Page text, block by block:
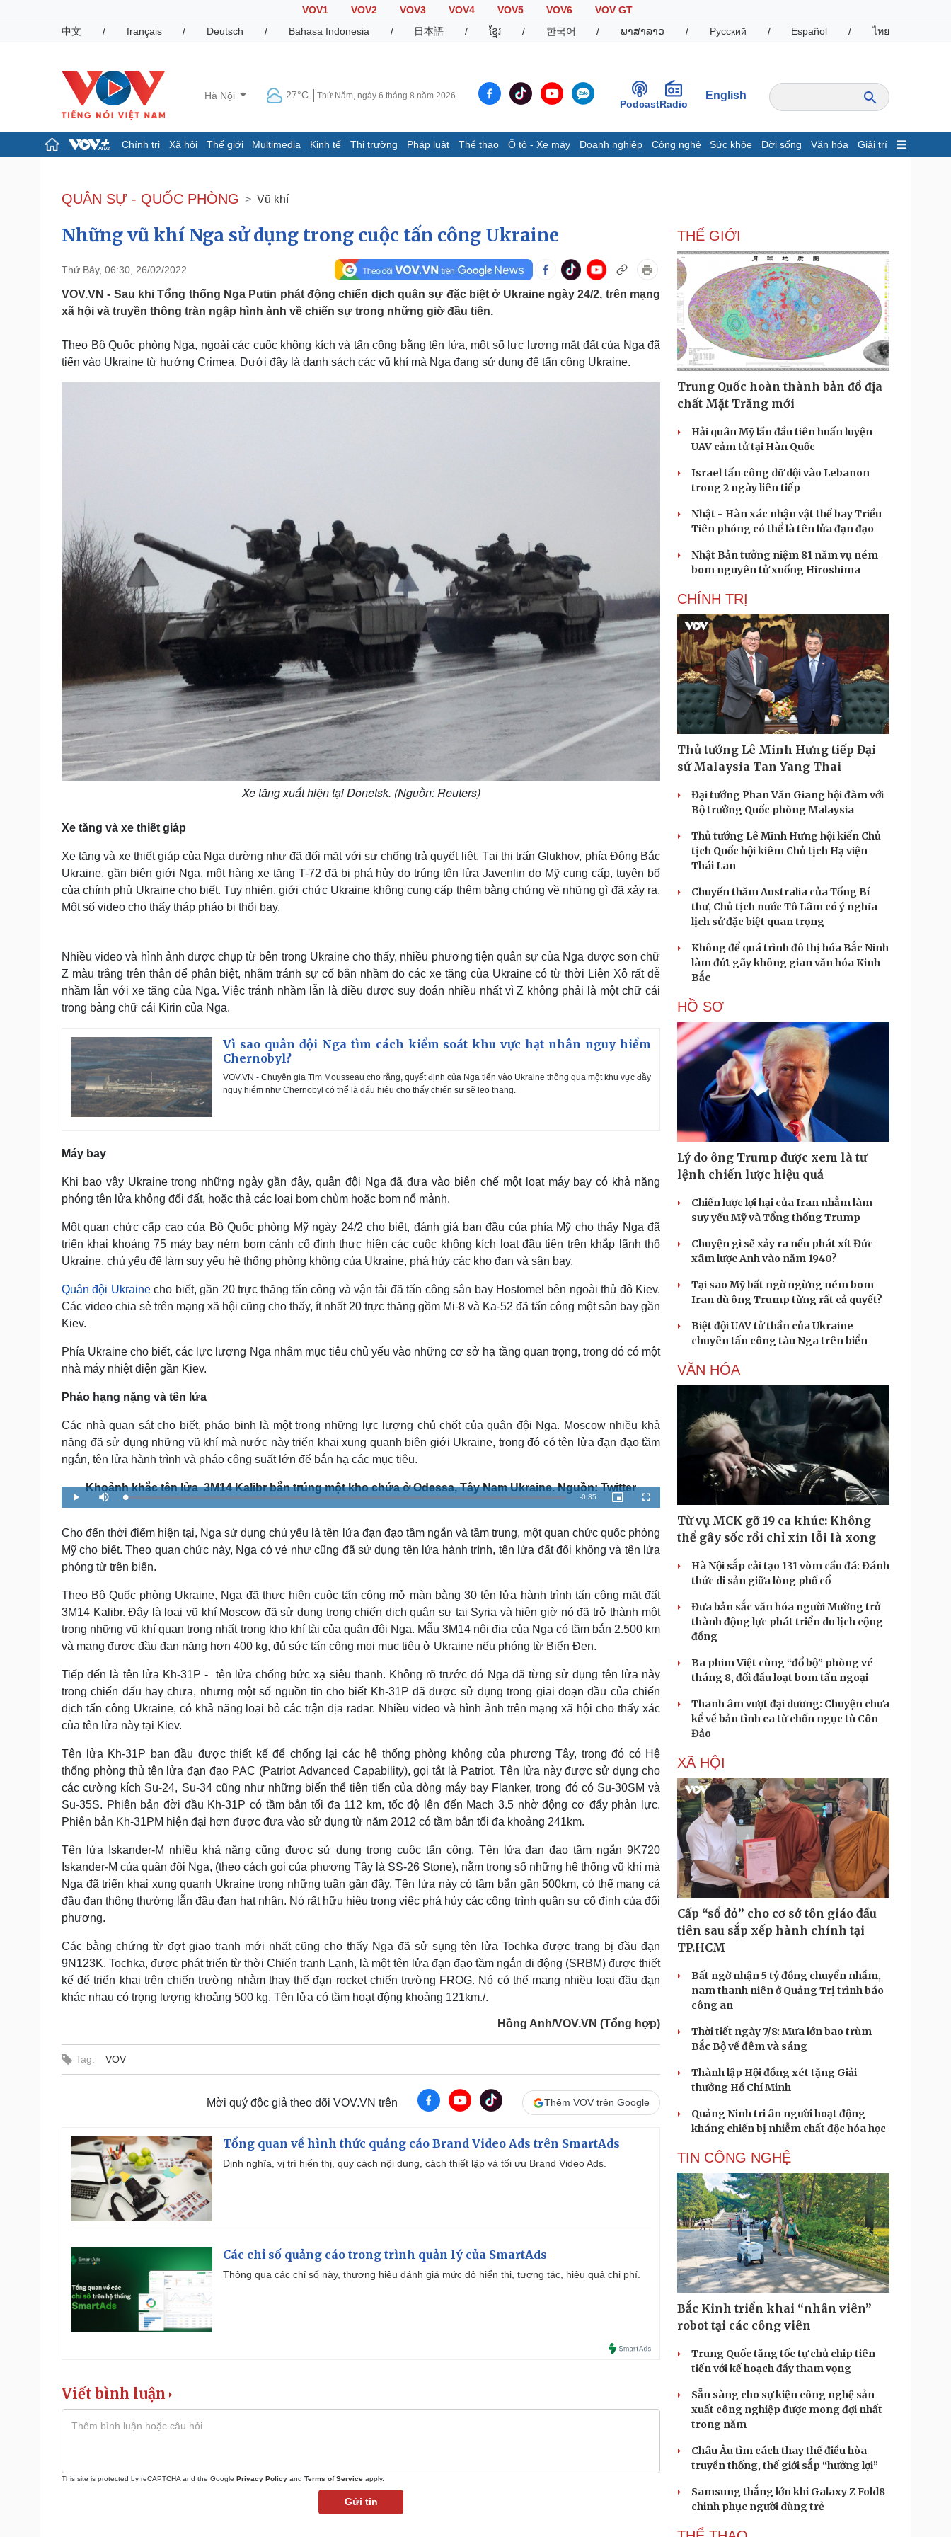
VOV1 VOV2 VOV3 VOV4 VOV5 VOV6
VOV GT
中文
/ français / Deutsch / Bahasa Indonesia / 日本語 / ខ្មែរ / 한국어 / ພາສາລາວ / Русский / Español / ไทย
Hà Nội 27°C Thứ Năm, ngày 6 tháng 8 năm 2026
PodcastRadio
English
Chính trị Xã hội Thế giới Multimedia Kinh tế Thị trường Pháp luật Thể thao Ô tô - Xe máy Doanh nghiệp Công nghệ Sức khỏe Đời sống Văn hóa Giải trí
Đảng
Tổ chức nhân sự
Nhận diện sự thật
Tin 24h
Dự báo thời tiết
Dấu ấn VOV
Infographic
Giá cà phê
Pháp luật
Vụ án
Tư vấn luật
Quân sự - Quốc phòng
Vũ khí
Phân tích
Thể thao
Bóng đá
Thế giới thể thao
eSports
Hậu trường
Ô tô - Xe máy
Ô tô
Tư vấn
Doanh nghiệp
Thông tin doanh nghiệp
Doanh nghiệp 24h
Doanh nhân
Vì cộng đồng
Công nghệ
Sành điệu
Tin Công nghệ
Trải nghiệm
Chuyển đổi số
Ăn sạch sống khỏe
Podcast
Đọc truyện đêm khuya
Cửa sổ tình yêu
Hạt giống tâm hồn
Cải chính
QUÂN SỰ - QUỐC PHÒNG Vũ khí
Những vũ khí Nga sử dụng trong cuộc tấn công Ukraine
Thứ Bảy, 06:30, 26/02/2022
VOV.VN - Sau khi Tổng thống Nga Putin phát động chiến dịch quân sự đặc biệt ở Ukraine ngày 24/2, trên mạng
xã hội và truyền thông tràn ngập hình ảnh về chiến sự trong những giờ đầu tiên.
Theo Bộ Quốc phòng Nga, ngoài các cuộc không kích và tấn công bằng tên lửa, một số lực lượng mặt đất của Nga đã
tiến vào Ukraine từ hướng Crimea. Dưới đây là danh sách các vũ khí mà Nga đang sử dụng để tấn công Ukraine.
Xe tăng xuất hiện tại Donetsk. (Nguồn: Reuters)
Xe tăng và xe thiết giáp
Xe tăng và xe thiết giáp của Nga dường như đã đối mặt với sự chống trả quyết liệt. Tại thị trấn Glukhov, phía Đông Bắc
Ukraine, gần biên giới Nga, một hàng xe tăng T-72 đã bị phá hủy do trúng tên lửa Javenlin do Mỹ cung cấp, tuyên bố
của chính phủ Ukraine cho biết. Tuy nhiên, giới chức Ukraine không cung cấp thêm bằng chứng về những gì đã xảy ra.
Một số video cho thấy tháp pháo bị thổi bay.
Nhiều video và hình ảnh được chụp từ bên trong Ukraine cho thấy, nhiều phương tiện quân sự của Nga được sơn chữ
Z màu trắng trên thân để phân biệt, nhằm tránh sự cố bắn nhầm do các xe tăng của Ukraine có từ thời Liên Xô rất dễ
nhầm lẫn với xe tăng của Nga. Việc tránh nhầm lẫn là điều được suy đoán nhiều nhất vì Z không phải là một chữ cái
trong bảng chữ cái Kirin của Nga.
Vì sao quân đội Nga tìm cách kiểm soát khu vực hạt nhân nguy hiểm
Chernobyl?
VOV.VN - Chuyên gia Tim Mousseau cho rằng, quyết định của Nga tiến vào Ukraine thông qua một khu vực đầy
nguy hiểm như Chernobyl có thể là dấu hiệu cho thấy chiến sự sẽ leo thang.
Máy bay
Khi bao vây Ukraine trong những ngày gần đây, quân đội Nga đã đưa vào biên chế một loạt máy bay có khả năng
phóng tên lửa không đối đất, hoặc thả các loại bom chùm hoặc bom nổ mảnh.
Một quan chức cấp cao của Bộ Quốc phòng Mỹ ngày 24/2 cho biết, đánh giá ban đầu của phía Mỹ cho thấy Nga đã
triển khai khoảng 75 máy bay ném bom cánh cố định thực hiện các cuộc không kích loạt đầu tiên trên khắp lãnh thổ
Ukraine, chủ yếu để làm suy yếu hệ thống phòng không của Ukraine, phá hủy các kho đạn và sân bay.
Quân đội Ukrainecho biết, gần 20 trực thăng tấn công và vận tải đã tấn công sân bay Hostomel bên ngoài thủ đô Kiev.
Các video chia sẻ trên mạng xã hội cũng cho thấy, ít nhất 20 trực thăng gồm Mi-8 và Ka-52 đã tấn công một sân bay gần
Kiev.
Phía Ukraine cho biết, các lực lượng Nga nhắm mục tiêu chủ yếu vào những cơ sở hạ tầng quan trọng, trong đó có một
nhà máy nhiệt điện gần Kiev.
Pháo hạng nặng và tên lửa
Các nhà quan sát cho biết, pháo binh là một trong những lực lượng chủ chốt của quân đội Nga. Moscow nhiều khả
năng đã sử dụng những vũ khí mà nước này triển khai xung quanh biên giới Ukraine, trong đó có tên lửa đạn đạo tầm
ngắn, tên lửa hành trình và pháo công suất lớn để bắn hạ các mục tiêu.
Khoảnh khắc tên lửa 3M14 Kalibr bắn trúng một kho chứa ở Odessa, Tây Nam Ukraine. Nguồn: Twitter
P
l
M
u
L
o
e
d
1
0
%
R
m
n
T
i
e
-0:35
P
i
u
r
-
c
t
u
r
F
u
c
e
Cho đến thời điểm hiện tại, Nga sử dụng chủ yếu là tên lửa đạn đạo tầm ngắn và tầm trung, một quan chức quốc phòng
Mỹ cho biết. Theo quan chức này, Nga có vẻ như cũng đã sử dụng tên lửa hành trình, tên lửa đất đối không và tên lửa
phóng từ trên biển.
Theo Bộ Quốc phòng Ukraine, Nga đã thực hiện cuộc tấn công mở màn bằng 30 tên lửa hành trình tấn công mặt đất
3M14 Kalibr. Đây là loại vũ khí Moscow đã sử dụng trong chiến dịch quân sự tại Syria và hiện giờ nó đã trở thành một
trong những vũ khí quan trọng nhất trong kho khí tài của quân đội Nga. Mẫu 3M14 nội địa của Nga có tầm bắn 2.500 km
và mang được đầu đạn nặng hơn 400 kg, đủ sức tấn công mọi mục tiêu ở Ukraine nếu phóng từ Biển Đen.
Tiếp đến là tên lửa Kh-31P - tên lửa chống bức xạ siêu thanh. Không rõ trước đó Nga đã từng sử dụng tên lửa này
trong chiến đấu hay chưa, nhưng một số nguồn tin cho biết Kh-31P đã được sử dụng trong giai đoạn đầu của chiến
dịch tấn công Ukraine, có khả năng loại bỏ các trận địa radar. Nhiều video và hình ảnh trên mạng xã hội cho thấy xác
của tên lửa này tại Kiev.
Tên lửa Kh-31P ban đầu được thiết kế để chống lại các hệ thống phòng không của phương Tây, trong đó có Hệ
thống phòng thủ tên lửa đạn đạo PAC (Patriot Advanced Capability), gọi tắt là Patriot. Tên lửa này được sử dụng cho
các cường kích Su-24, Su-34 cũng như những biến thể tiên tiến của dòng máy bay Flanker, trong đó có Su-30SM và
Su-35S. Phiên bản đời đầu Kh-31P có tầm bắn tối đa 112 km, tốc độ lên đến Mach 3.5 nhờ động cơ đẩy phản lực.
Phiên bản Kh-31PM hiện đại hơn được đưa vào sử dụng từ năm 2012 có tầm bắn tối đa khoảng 241km.
Tên lửa Iskander-M nhiều khả năng cũng được sử dụng trong cuộc tấn công. Tên lửa đạn đạo tầm ngắn 9K720
Iskander-M của quân đội Nga, (theo cách gọi của phương Tây là SS-26 Stone), nằm trong số những hệ thống vũ khí mà
Nga đã triển khai xung quanh Ukraine trong những tuần gần đây. Tên lửa này có tầm bắn gần 500km, có thể mang cả
đầu đạn thông thường lẫn đầu đạn hạt nhân. Nó rất hữu hiệu trong việc phá hủy các công trình quân sự cố định của đối
phương.
Các bằng chứng từ đợt giao tranh mới nhất cũng cho thấy Nga đã sử sụng tên lửa Tochka được trang bị đầu đạn
9N123K. Tochka, được phát triển từ thời Chiến tranh Lạnh, là một tên lửa đạn đạo tầm ngắn di động (SRBM) được thiết
kế để triển khai trên chiến trường nhằm thay thế đạn rocket chiến trường FROG. Nó có thể mang nhiều loại đầu đạn
khác nhau có trọng lượng khoảng 500 kg. Tên lửa có tầm hoạt động khoảng 121km./.
Hồng Anh/VOV.VN (Tổng hợp)
Tag: VOV
Mời quý độc giả theo dõi VOV.VN trên Thêm VOV trên Google
Tổng quan về hình thức quảng cáo Brand Video Ads trên SmartAds
Định nghĩa, vị trí hiển thị, quy cách nội dung, cách thiết lập và tối ưu Brand Video Ads.
Các chỉ số quảng cáo trong trình quản lý của SmartAds
Thông qua các chỉ số này, thương hiệu đánh giá mức độ hiển thị, tương tác, hiệu quả chi phí.
Viết bình luận
This site is protected by reCAPTCHA and the Google Privacy Policy and Terms of Service apply.
Gửi tin
THẾ GIỚI
Trung Quốc hoàn thành bản đồ địa
chất Mặt Trăng mới
Hải quân Mỹ lần đầu tiên huấn luyện
UAV cảm tử tại Hàn Quốc
Israel tấn công dữ dội vào Lebanon
trong 2 ngày liên tiếp
Nhật - Hàn xác nhận vật thể bay Triều
Tiên phóng có thể là tên lửa đạn đạo
Nhật Bản tưởng niệm 81 năm vụ ném
bom nguyên tử xuống Hiroshima
CHÍNH TRỊ
Thủ tướng Lê Minh Hưng tiếp Đại
sứ Malaysia Tan Yang Thai
Đại tướng Phan Văn Giang hội đàm với
Bộ trưởng Quốc phòng Malaysia
Thủ tướng Lê Minh Hưng hội kiến Chủ
tịch Quốc hội kiêm Chủ tịch Hạ viện
Thái Lan
Chuyến thăm Australia của Tổng Bí
thư, Chủ tịch nước Tô Lâm có ý nghĩa
lịch sử đặc biệt quan trọng
Không để quá trình đô thị hóa Bắc Ninh
làm đứt gãy không gian văn hóa Kinh
Bắc
HỒ SƠ
Lý do ông Trump được xem là tư
lệnh chiến lược hiệu quả
Chiến lược lợi hại của Iran nhằm làm
suy yếu Mỹ và Tổng thống Trump
Chuyện gì sẽ xảy ra nếu phát xít Đức
xâm lược Anh vào năm 1940?
Tại sao Mỹ bất ngờ ngừng ném bom
Iran dù ông Trump từng rất cả quyết?
Biệt đội UAV tử thần của Ukraine
chuyên tấn công tàu Nga trên biển
VĂN HÓA
Từ vụ MCK gỡ 19 ca khúc: Không
thể gây sốc rồi chỉ xin lỗi là xong
Hà Nội sắp cải tạo 131 vòm cầu đá: Đánh
thức di sản giữa lòng phố cổ
Đưa bản sắc văn hóa người Mường trở
thành động lực phát triển du lịch cộng
đồng
Ba phim Việt cùng “đổ bộ” phòng vé
tháng 8, đối đầu loạt bom tấn ngoại
Thanh âm vượt đại dương: Chuyện chưa
kể về bản tình ca từ chốn ngục tù Côn
Đảo
XÃ HỘI
Cấp “sổ đỏ” cho cơ sở tôn giáo đầu
tiên sau sắp xếp hành chính tại
TP.HCM
Bất ngờ nhận 5 tỷ đồng chuyển nhầm,
nam thanh niên ở Quảng Trị trình báo
công an
Thời tiết ngày 7/8: Mưa lớn bao trùm
Bắc Bộ về đêm và sáng
Thành lập Hội đồng xét tặng Giải
thưởng Hồ Chí Minh
Quảng Ninh tri ân người hoạt động
kháng chiến bị nhiễm chất độc hóa học
TIN CÔNG NGHỆ
Bắc Kinh triển khai “nhân viên”
robot tại các công viên
Trung Quốc tăng tốc tự chủ chip tiên
tiến với kế hoạch đầy tham vọng
Sẵn sàng cho sự kiện công nghệ sản
xuất công nghiệp được mong đợi nhất
trong năm
Châu Âu tìm cách thay thế điều hòa
truyền thống, thế giới sắp “hưởng lợi”
Samsung thắng lớn khi Galaxy Z Fold8
chinh phục người dùng trẻ